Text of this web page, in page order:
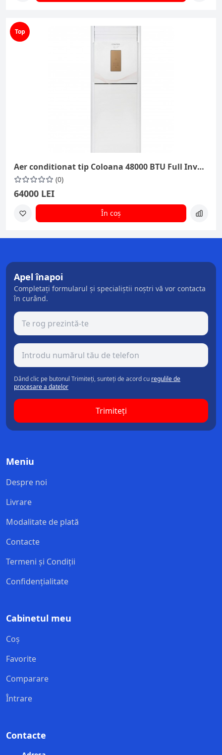
Top
Aer conditionat tip Coloana 48000 BTU Full Inverter Conter Breeze
(0)
64000 LEI
În coș
Apel înapoi
Completați formularul și specialiștii noștri vă vor contacta
în curând.
Dând clic pe butonul Trimiteți, sunteți de acord cu regulile de
procesare a datelor
Trimiteți
Meniu
Despre noi
Livrare
Modalitate de plată
Contacte
Termeni și Condiții
Confidențialitate
Cabinetul meu
Coș
Favorite
Comparare
Întrare
Contacte